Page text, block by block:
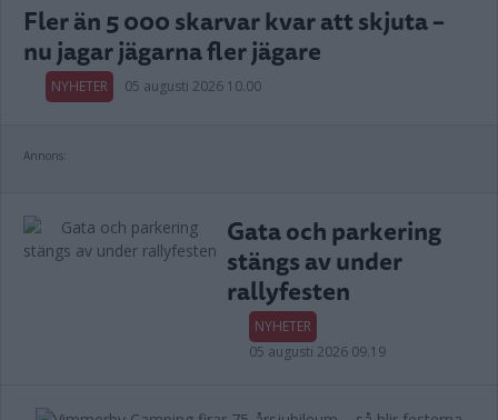
Fler än 5 000 skarvar kvar att skjuta –
nu jagar jägarna fler jägare
NYHETER 05 augusti 2026 10.00
Annons:
Gata och parkering
stängs av under
rallyfesten
NYHETER
05 augusti 2026 09.19